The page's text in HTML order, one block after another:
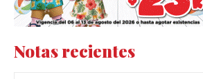
Notas recientes